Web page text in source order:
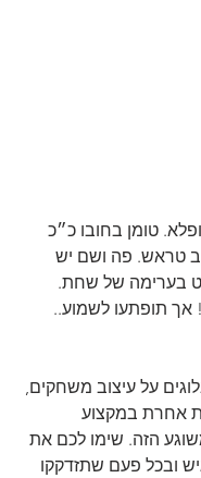
טומן בחובו כ״כ
טראש. פה ושם יש
בערימה של שחת.
אך תופתעו לשמוע..
על עיצוב משחקים,
אחרת במקצוע
הזה. שימו לכם את
ובכל פעם שתזדקקו